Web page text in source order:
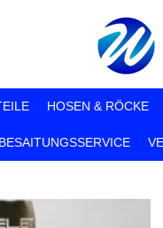
HOSEN & RÖCKE
BESAITUNGSSERVICE